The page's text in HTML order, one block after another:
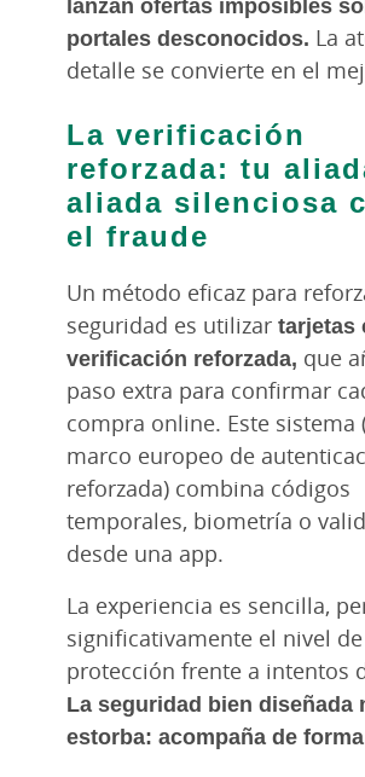
portales desconocidos. La
detalle se convierte en el
La verificación
reforzada: tu
aliada silenciosa
el fraude
Un método eficaz para
seguridad es utilizar tarjetas
verificación reforzada, que
paso extra para confirmar
compra online. Este sistema
marco europeo de
reforzada) combina códigos
temporales, biometría o
desde una app.
La experiencia es sencilla,
significativamente el nivel de
protección frente a intentos
La seguridad bien diseñada
estorba: acompaña de